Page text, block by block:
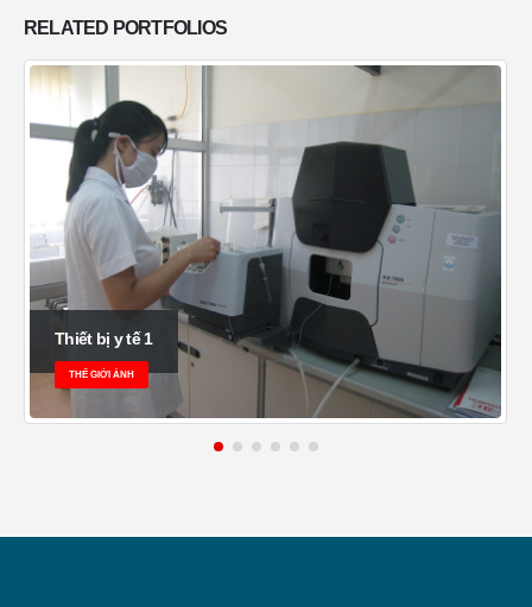
RELATED PORTFOLIOS
Thiết bị y tế 1
THẾ GIỚI ẢNH